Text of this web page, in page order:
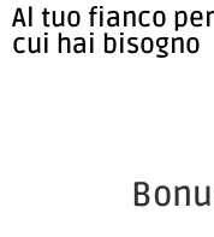
Al tuo fianco
cui hai bisogno